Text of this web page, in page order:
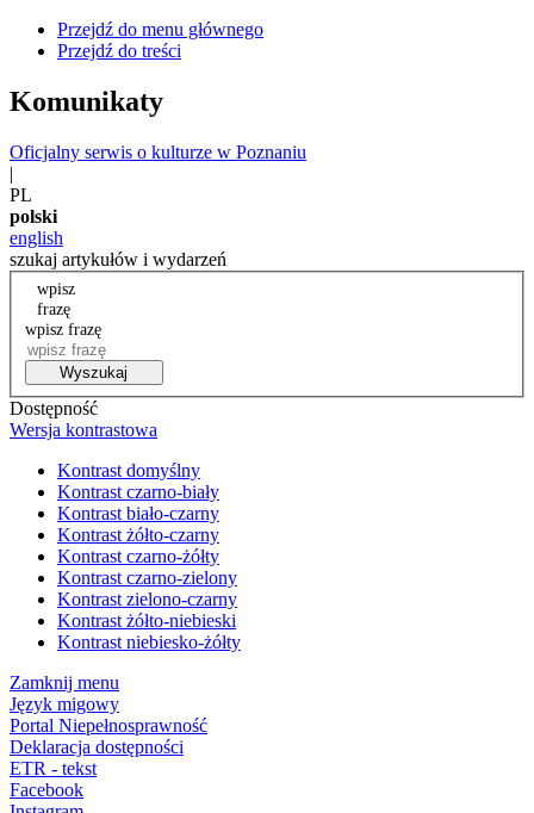
Przejdź do menu głównego
Przejdź do treści
Komunikaty
Oficjalny serwis o kulturze w Poznaniu
|
PL
polski
english
szukaj artykułów i wydarzeń
wpisz
frazę
wpisz frazę
Wyszukaj
Dostępność
Wersja kontrastowa
Kontrast domyślny
Kontrast czarno-biały
Kontrast biało-czarny
Kontrast żółto-czarny
Kontrast czarno-żółty
Kontrast czarno-zielony
Kontrast zielono-czarny
Kontrast żółto-niebieski
Kontrast niebiesko-żółty
Zamknij menu
Język migowy
Portal Niepełnosprawność
Deklaracja dostępności
ETR - tekst
Facebook